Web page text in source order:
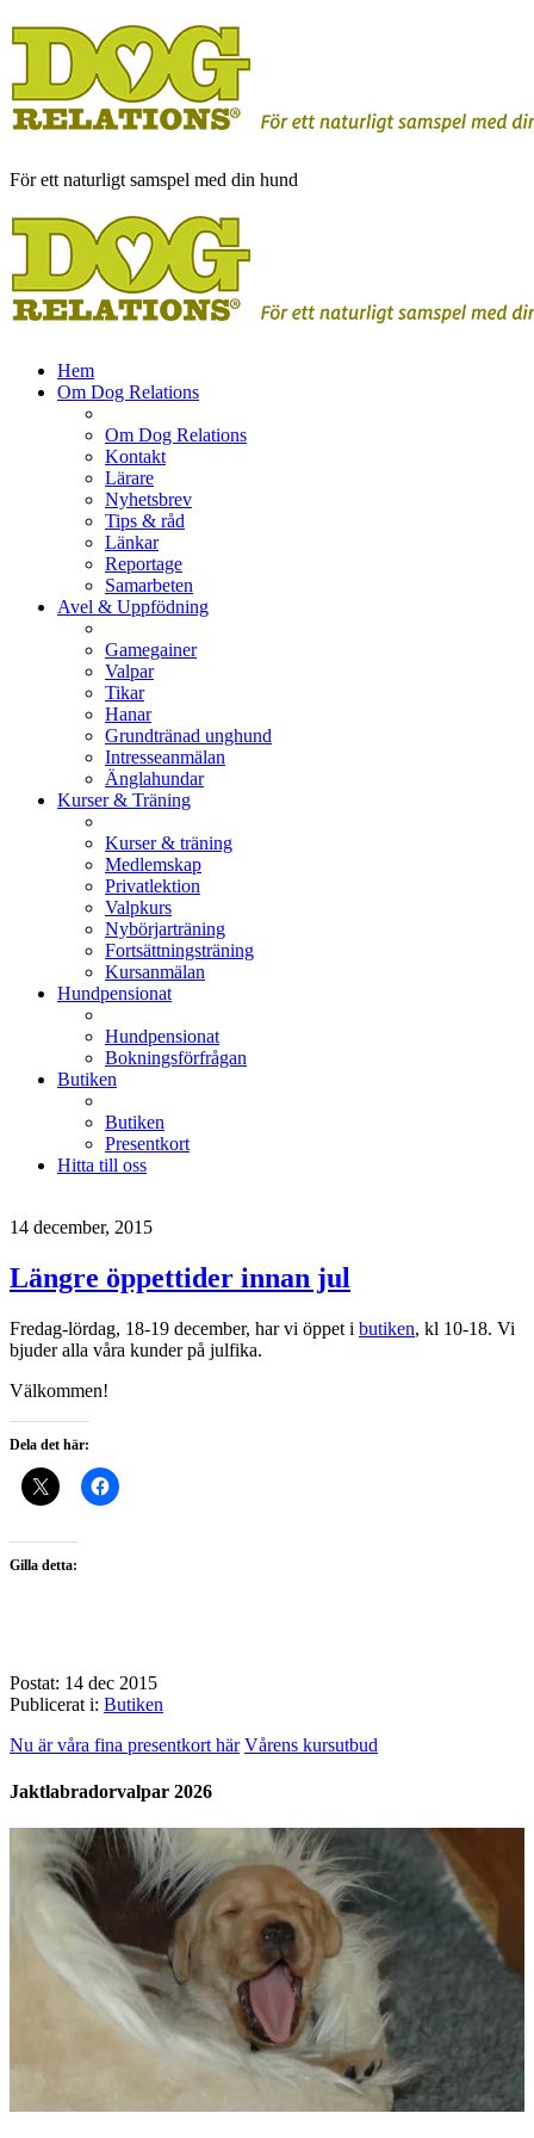
För ett naturligt samspel med din hund
Hem
Om Dog Relations
Om Dog Relations
Kontakt
Lärare
Nyhetsbrev
Tips & råd
Länkar
Reportage
Samarbeten
Avel & Uppfödning
Gamegainer
Valpar
Tikar
Hanar
Grundtränad unghund
Intresseanmälan
Änglahundar
Kurser & Träning
Kurser & träning
Medlemskap
Privatlektion
Valpkurs
Nybörjarträning
Fortsättningsträning
Kursanmälan
Hundpensionat
Hundpensionat
Bokningsförfrågan
Butiken
Butiken
Presentkort
Hitta till oss
14 december, 2015
Längre öppettider innan jul
Fredag-lördag, 18-19 december, har vi öppet i butiken, kl 10-18. Vi
bjuder alla våra kunder på julfika.
Välkommen!
Dela det här:
Gilla detta:
Postat: 14 dec 2015
Publicerat i: Butiken
Nu är våra fina presentkort här Vårens kursutbud
Jaktlabradorvalpar 2026